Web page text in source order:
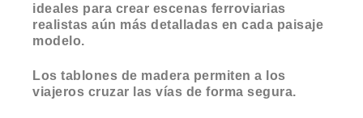
ideales para crear escenas ferroviarias
realistas aún más detalladas en cada paisaje
modelo.
Los tablones de madera permiten a los
viajeros cruzar las vías de forma segura.